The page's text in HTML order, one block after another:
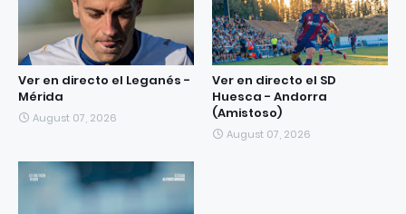
Ver en directo el Leganés -
Mérida
August 07, 2026
Ver en directo el SD
Huesca - Andorra
(Amistoso)
August 07, 2026